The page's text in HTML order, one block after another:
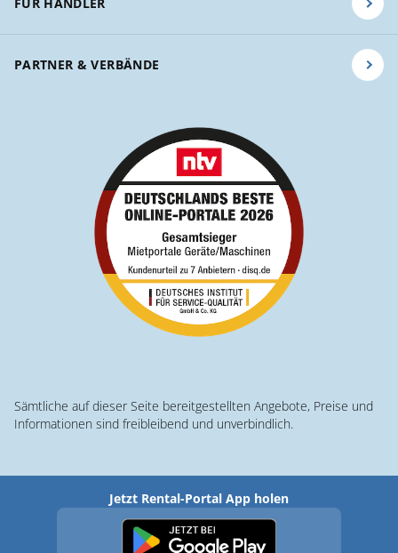
PARTNER & VERBÄNDE
Sämtliche auf dieser Seite bereitgestellten Angebote, Preise und
Informationen sind freibleibend und unverbindlich.
Jetzt Rental-Portal App holen